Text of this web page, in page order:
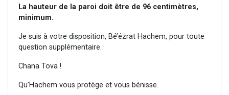
La hauteur de la paroi doit être de 96 centimètres,
minimum.
Je suis à votre disposition, Bé’ézrat Hachem, pour toute
question supplémentaire.
Chana Tova !
Qu’Hachem vous protège et vous bénisse.